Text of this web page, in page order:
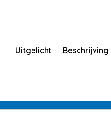
Uitgelicht Beschrijving